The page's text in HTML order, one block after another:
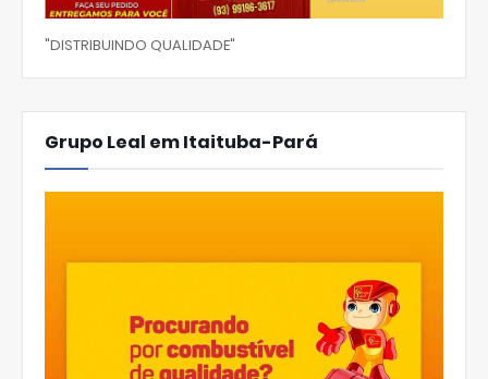
"DISTRIBUINDO QUALIDADE"
Grupo Leal em Itaituba-Pará